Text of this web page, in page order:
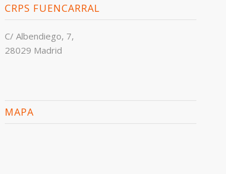
CRPS FUENCARRAL
C/ Albendiego, 7,
28029 Madrid
MAPA